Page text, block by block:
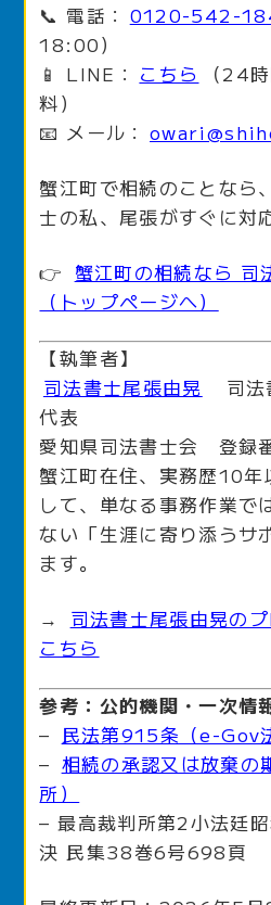
📞 電話： 0120-542-
18:00）
📱 LINE： こちら
（24
料）
📧 メール：
蟹江町で相続のことなら
士の私、尾張がすぐに対
👉 蟹江町の相続なら 司
（トップページへ）
【執筆者】
司法書士尾張由晃
司法
代表
愛知県司法書士会 登録
蟹江町在住、実務歴10年
して、単なる事務作業で
ない「生涯に寄り添うサ
ます。
→
司法書士尾張由晃の
こちら
参考：公的機関・一次情
– 民法第915条（e-Gov
– 相続の承認又は放棄の
所）
– 最高裁判所第2小法廷
決 民集38巻6号698頁